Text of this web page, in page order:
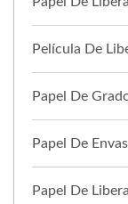
Película De
Papel De
Papel De
Papel De